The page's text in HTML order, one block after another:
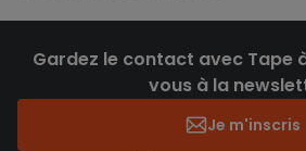
Gardez le contact avec Tape
vous à la
Je m'inscris